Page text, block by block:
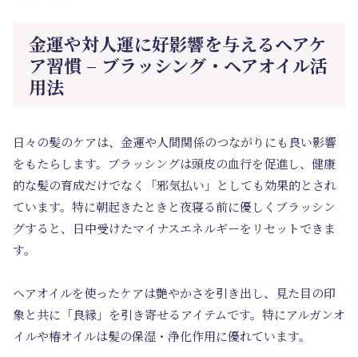
金運や対人運に好影響を与えるヘアケ
ア習慣 – ブラッシング・ヘアオイル活
用法
日々の髪のケアは、金運や人間関係のつながりにも良い影響
をもたらします。ブラッシングは頭皮の血行を促進し、健康
的な髪の育成だけでなく「邪気払い」としても効果的とされ
ています。特に朝起きたときと夜寝る前に優しくブラッシン
グすると、日中受けたマイナスエネルギーをリセットできま
す。
ヘアオイルを使ったケアは艶やかさを引き出し、見た目の印
象と共に「良縁」を引き寄せるアイテムです。特にアルガンオ
イルや椿オイルは髪の保湿・浄化作用に優れています。